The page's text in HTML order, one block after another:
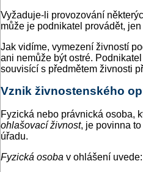
Vyžaduje-li provozování
může je podnikatel provádět,
Jak vidíme, vymezení živností
ani nemůže být ostré.
souvisící s předmětem živnosti
Vznik živnostenského
Fyzická nebo právnická osoba,
ohlašovací živnost, je povinna
úřadu.
Fyzická osoba v ohlášení uvede: